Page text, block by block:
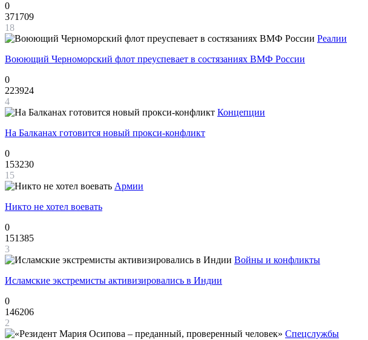
0
371709
18
Реалии
Воюющий Черноморский флот преуспевает в состязаниях ВМФ России
0
223924
4
Концепции
На Балканах готовится новый прокси-конфликт
0
153230
15
Армии
Никто не хотел воевать
0
151385
3
Войны и конфликты
Исламские экстремисты активизировались в Индии
0
146206
2
Спецслужбы